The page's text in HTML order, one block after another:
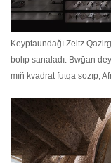
Keyptaundağı Zeitz
bolıp sanaladı. Bwğan
mıñ kvadrat futqa sozıp,